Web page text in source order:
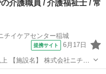
介護職員 / 介護福祉士 / 常
チイケアセンター稲城
提携サイト 6月17日
イ